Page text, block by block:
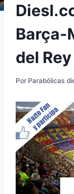
Barça-
del Rey
Por Parabólicas